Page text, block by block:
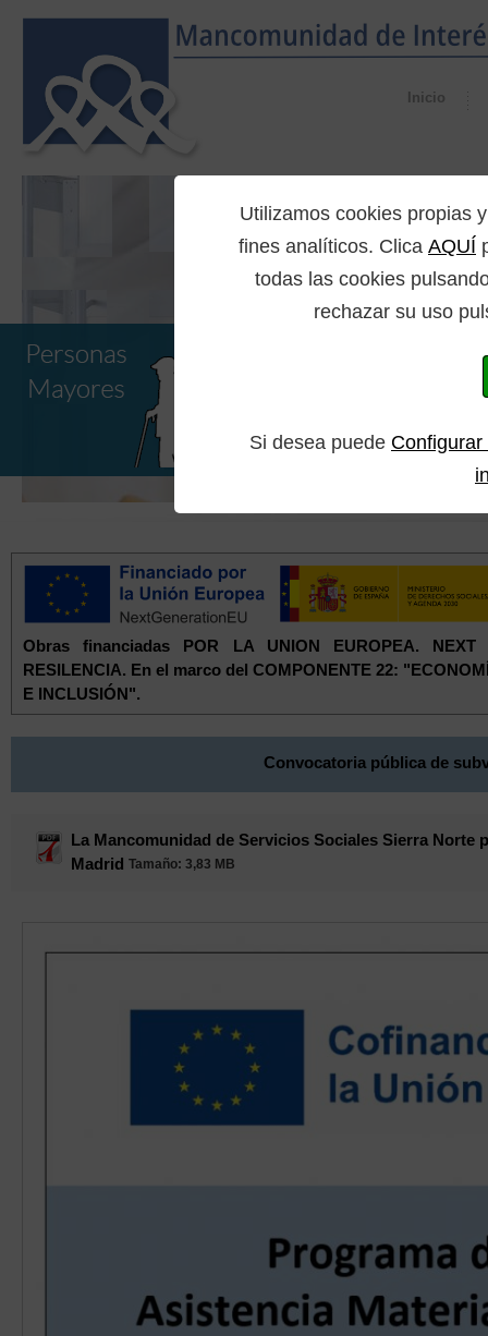
Utilizamos cookies propias
fines analíticos. Clica AQUÍ
todas las cookies
rechazar su uso
Si desea puede
Inicio
Obras financiadas POR LA UNION EUROPEA. NEXT
RESILENCIA. En el marco del COMPONENTE 22:
E INCLUSIÓN".
Convocatoria pública de
La Mancomunidad de Servicios Sociales Sierra
Madrid Tamaño: 3,83 MB